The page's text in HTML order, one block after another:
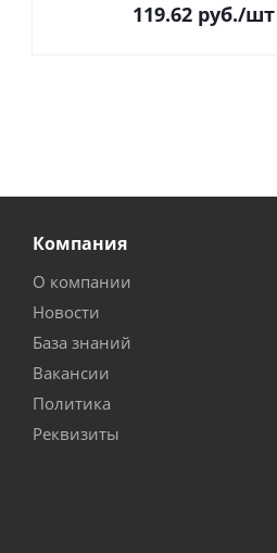
119.62руб./шт
Компания
О компании
Новости
База знаний
Вакансии
Политика
Реквизиты